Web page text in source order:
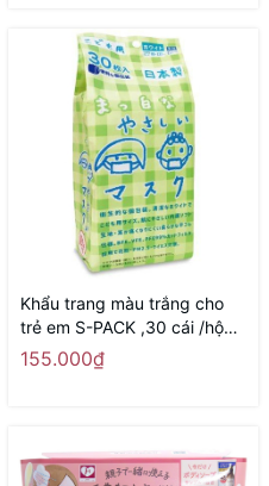
Khẩu trang màu trắng cho
trẻ em S-PACK ,30 cái /hộp -
Hàng Nhật nội địa
155.000₫